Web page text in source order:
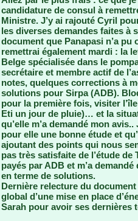
candidature de consul à
Ministre. J’y ai rajouté Cyril
les diverses demandes faites à
document que Panapasi n’a
remettrai également mardi : la
Belge spécialisée dans le
secrétaire et membre actif de
notes, quelques corrections à
solutions pour Sirpa (ADB).
pour la première fois, visiter
Eti un jour de pluie)… et la
qu’elle m’a demandé mon
pour elle une bonne étude et
ajoutant des points qui nous
pas très satisfaite de l’étude
payés par ADB et m’a
en terme de solutions.
Dernière relecture du
global d’une mise en place
Sarah pour avoir ses dernières